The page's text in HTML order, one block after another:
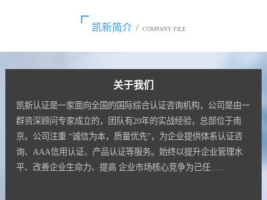
凯新简介 / COMPANY FILE
关于我们
凯新认证是一家面向全国的国际综合认证咨询机构，公司是由一
群资深顾问专家成立的，团队有20年的实战经验，总部位于南
京。公司注重 “诚信为本，质量优先”，为企业提供体系认证咨
询、AAA信用认证、产品认证等服务。始终以提升企业管理水
平、改善企业生命力、提高 企业市场核心竞争为己任......